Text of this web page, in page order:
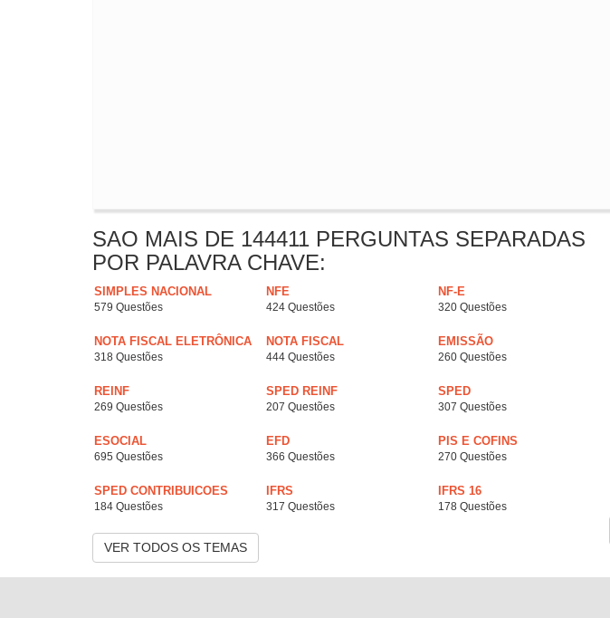
SAO MAIS DE 144411 PERGUNTAS SEPARADAS
POR PALAVRA CHAVE:
SIMPLES NACIONAL
579 Questões
NFE
424 Questões
NF-E
320 Questões
NOTA FISCAL ELETRÔNICA
318 Questões
NOTA FISCAL
444 Questões
EMISSÃO
260 Questões
REINF
269 Questões
SPED REINF
207 Questões
SPED
307 Questões
ESOCIAL
695 Questões
EFD
366 Questões
PIS E COFINS
270 Questões
SPED CONTRIBUICOES
184 Questões
IFRS
317 Questões
IFRS 16
178 Questões
VER TODOS OS TEMAS